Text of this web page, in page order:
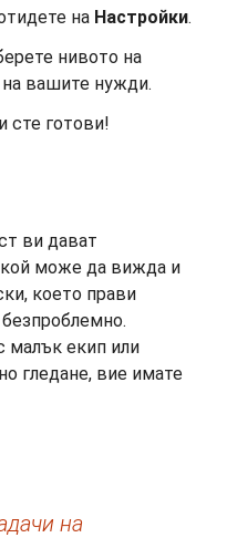
на Настройки.
нивото на
вашите нужди.
сте готови!
ви дават
кой може да вижда и
което прави
малък екип или
гледане, вие имате
на